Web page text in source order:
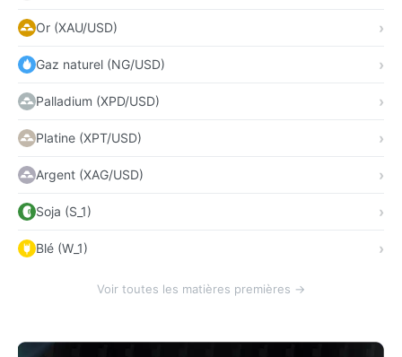
Or (XAU/USD)
Gaz naturel (NG/USD)
Palladium (XPD/USD)
Platine (XPT/USD)
Argent (XAG/USD)
Soja (S_1)
Blé (W_1)
Voir toutes les matières premières →